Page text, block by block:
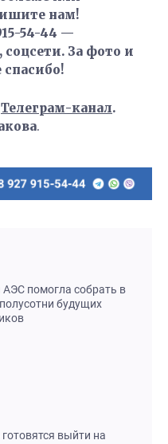
нам!
54-44 —
соцсети. За фото и
Телеграм-канал.
.
АЭС помогла собрать в
будущих
выйти на